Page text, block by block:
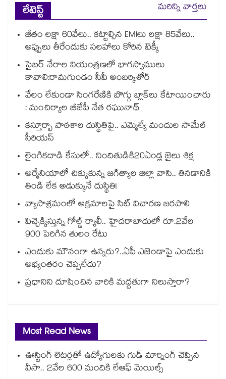
లేటెస్ట్
మరిన్ని వార్తలు
జీతం లక్షా 60వేలు.. కట్టాల్సిన EMIలు లక్షా 85వేలు..
అప్పులు తీరేందుకు సలహాలు కోరిన టెక్కీ
సైబర్ నేరాల నియంత్రణలో భాగస్వాములు
కావాలి:రామగుండం సీపీ అంబర్కిశోర్‌‌‌‌‌‌‌‌‌‌‌‌‌‌‌‌
వేలం లేకుండా సింగరేణికి బొగ్గు బ్లాక్‌‌‌‌‌‌‌‌లు కేటాయించారు
: మంచిర్యాల బీజేపీ నేత రఘునాథ్
కస్తూర్బా పాఠశాల దుస్థితిపై.. ఎమ్మెల్యే మందుల సామేల్
సీరియస్
లైంగికదాడి కేసులో.. నిందితుడికి20ఏండ్ల జైలు శిక్ష
అర్మేనియాలో చిక్కుకున్న జగిత్యాల జిల్లా వాసి.. తినడానికి
తిండి లేక అడుక్కునే దుస్థితి!
వ్యాసాశ్రమంలో అక్రమాలపై సిట్‌‌‌‌‌‌‌‌‌‌‌‌‌‌‌‌‌‌‌‌‌‌‌‌‌‌‌‌‌‌‌‌ విచారణ జరపాలి
పిచ్చెక్కిస్తున్న గోల్డ్ ర్యాలీ.. హైదరాబాదులో రూ.2వేల
900 పెరిగిన తులం రేటు
ఎందుకు మౌనంగా ఉన్నరు?..ఏపీ ఎజెండాపై ఎందుకు
అభ్యంతరం చెప్పలేదు?
ప్రధానిని దూషించిన వారికి మద్దతుగా నిలుస్తారా?
Most Read News
ఊస్టింగ్ లెటర్లతో ఉద్యోగులకు గుడ్ మార్నింగ్ చెప్పిన
వీసా.. 2వేల 600 మందికి లేఆఫ్ మెయిల్స్